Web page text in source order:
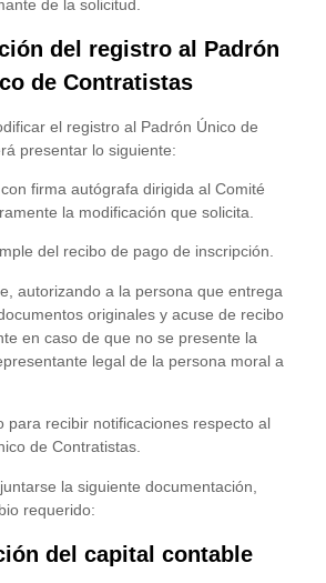
de la solicitud.
del registro al Padrón
de Contratistas
el registro al Padrón Único de
presentar lo siguiente:
firma autógrafa dirigida al Comité
la modificación que solicita.
del recibo de pago de inscripción.
autorizando a la persona que entrega
originales y acuse de recibo
en caso de que no se presente la
legal de la persona moral a
para recibir notificaciones respecto al
de Contratistas.
la siguiente documentación,
requerido:
del capital contable